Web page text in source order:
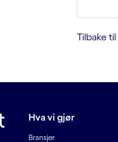
Tilbake til
Hva vi gjør
Bransjer